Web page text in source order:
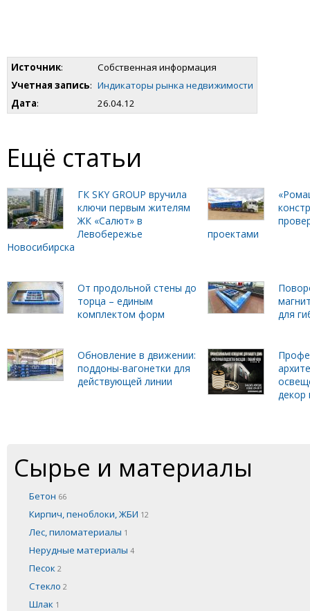
Источник:
Собственная информация
Учетная запись: Индикаторы рынка недвижимости
Дата: 26.04.12
Ещё статьи
ГК SKY GROUP вручила
ключи первым жителям
ЖК «Салют» в
Левобережье
Новосибирска
проектами
От продольной стены до
торца – единым
комплектом форм
для
Обновление в движении:
поддоны-вагонетки для
действующей линии
декор
Сырье и материалы
Бетон 66
Кирпич, пеноблоки, ЖБИ 12
Лес, пиломатериалы 1
Нерудные материалы 4
Песок 2
Стекло 2
Шлак 1